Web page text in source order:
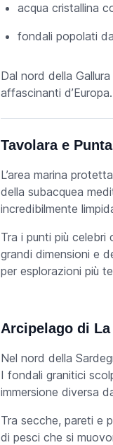
acqua cristallina
fondali popolati
Dal nord della
affascinanti
Tavolara e
L’area marina
della subacquea
incredibilmente
Tra i punti più
grandi dimensioni e
per esplorazioni più
Arcipelago di La
Nel nord della
I fondali granitici
immersione diversa
Tra secche, pareti e
di pesci che si